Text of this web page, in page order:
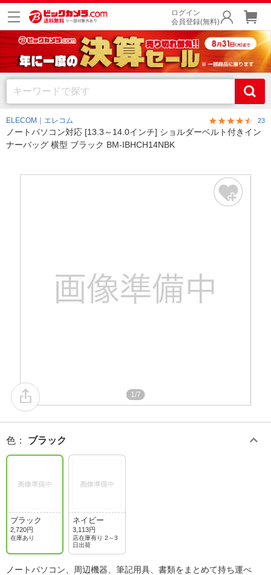
ログイン
会員登録(無料)
ELECOM｜エレコム 23
ノートパソコン対応 [13.3～14.0インチ] ショルダーベルト付きイン
ナーバッグ 横型 ブラック BM-IBHCH14NBK
1/7
色 ： ブラック
ブラック
2,720円
在庫あり
ネイビー
3,113円
店在庫有り 2～3
日出荷
ノートパソコン、周辺機器、筆記用具、書類をまとめて持ち運べ